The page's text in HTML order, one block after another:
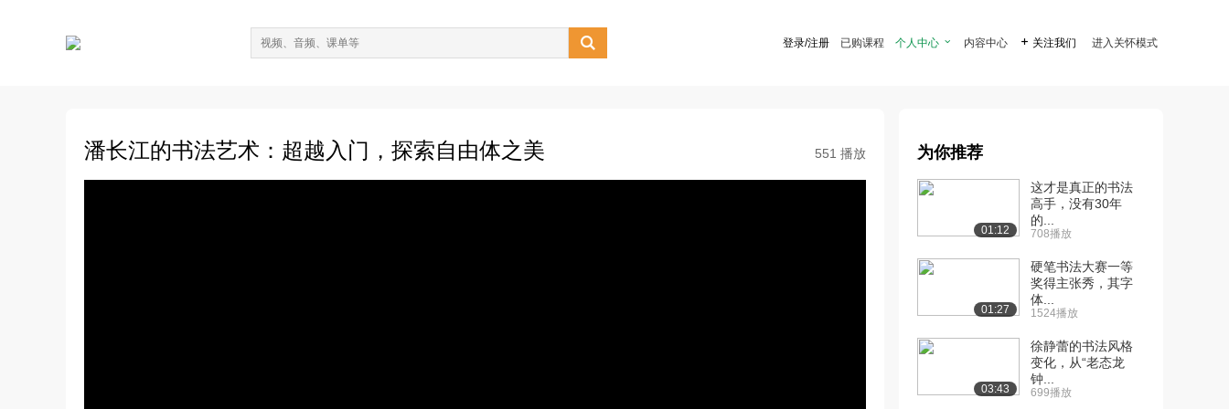
 登录/注册 已购课程 个人中心  内容中心  关注我们 进入关怀模式
潘长江的书法艺术：超越入门，探索自由体之美 551 播放 为你推荐
01:12
这才是真正的书法
高手，没有30年
的...
708播放
01:27
硬笔书法大赛一等
奖得主张秀，其字
体...
1524播放
03:43
徐静蕾的书法风格
变化，从“老态龙
钟...
699播放